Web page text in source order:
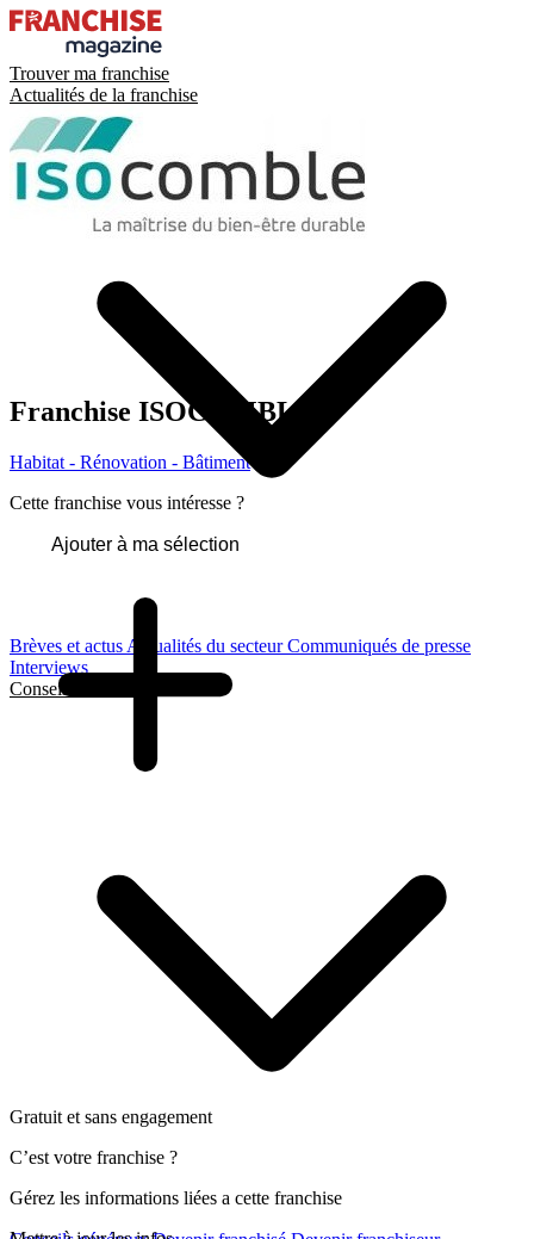
Trouver ma franchise
Actualités de la franchise
Brèves et actus Actualités du secteurCommuniqués de presse
Interviews
Conseils et Guides
Franchise ISOCOMBLE
Habitat - Rénovation - Bâtiment
Cette franchise vous intéresse ?
Ajouter à ma sélection
Gratuit et sans engagement
C’est votre franchise ?
Gérez les informations liées a cette franchise